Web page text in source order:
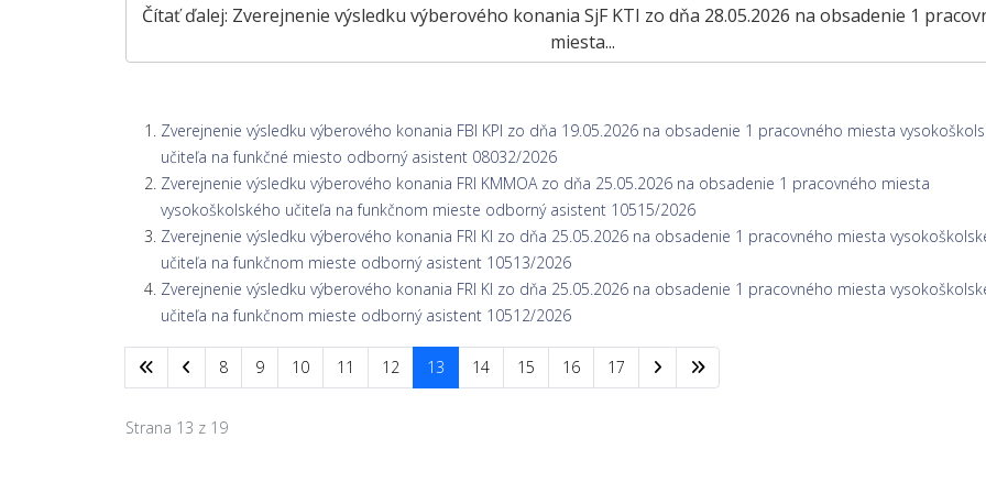
Čítať ďalej: Zverejnenie výsledku výberového konania SjF KTI zo dňa 28.05.2026 na obsadenie 1
miesta...
Zverejnenie výsledku výberového konania FBI KPI zo dňa 19.05.2026 na obsadenie 1 pracovného miesta
učiteľa na funkčné miesto odborný asistent 08032/2026
Zverejnenie výsledku výberového konania FRI KMMOA zo dňa 25.05.2026 na obsadenie 1 pracovného miesta
vysokoškolského učiteľa na funkčnom mieste odborný asistent 10515/2026
Zverejnenie výsledku výberového konania FRI KI zo dňa 25.05.2026 na obsadenie 1 pracovného miesta
učiteľa na funkčnom mieste odborný asistent 10513/2026
Zverejnenie výsledku výberového konania FRI KI zo dňa 25.05.2026 na obsadenie 1 pracovného miesta
učiteľa na funkčnom mieste odborný asistent 10512/2026
8 9 10 11 12 13 14 15 16 17
Strana 13 z 19